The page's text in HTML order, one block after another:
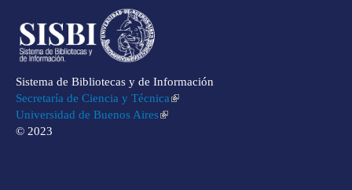
Sistema de Bibliotecas y de Información
Secretaría de Ciencia y Técnica
Universidad de Buenos Aires
© 2023